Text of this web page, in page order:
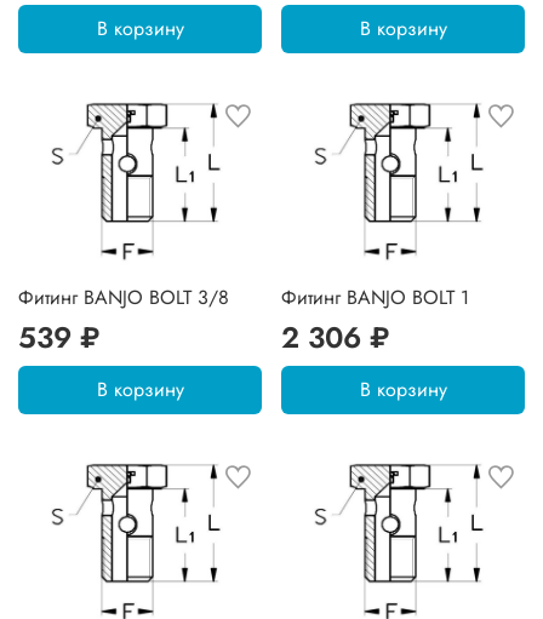
В корзину В корзину
Фитинг BANJO BOLT 3/8
539 ₽
В корзину
Фитинг BANJO BOLT 1
2 306 ₽
В корзину